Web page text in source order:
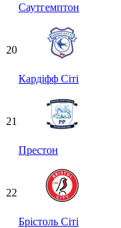
Саутгемптон
20
Кардіфф Сіті
21
Престон
22
Брістоль Сіті